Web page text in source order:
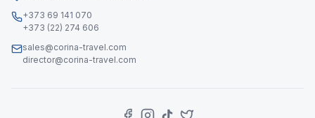
+373 69 141 070
+373 (22) 274 606
sales@corina-travel.com
director@corina-travel.com